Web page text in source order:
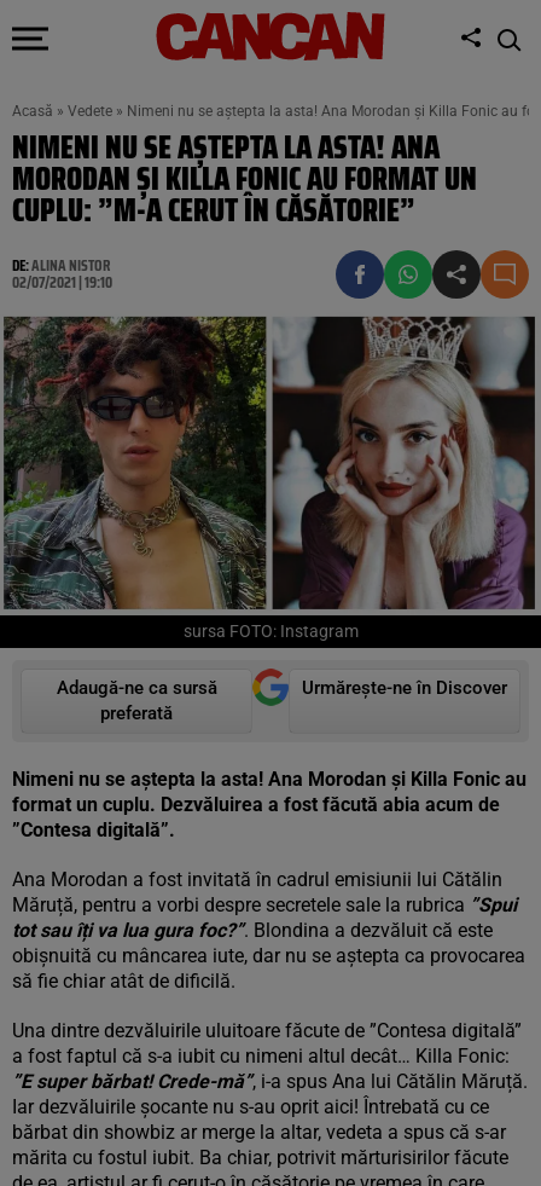
Acasă » Vedete » Nimeni nu se aștepta la asta! Ana Morodan și Killa Fonic au
NIMENI NU SE AȘTEPTA LA ASTA! ANA
MORODAN ȘI KILLA FONIC AU FORMAT UN
CUPLU: ”M-A CERUT ÎN CĂSĂTORIE”
DE:ALINA NISTOR
02/07/2021 | 19:10
sursa FOTO: Instagram
Adaugă-ne ca sursă
preferată
Urmărește-ne în Discover
Nimeni nu se aștepta la asta! Ana Morodan și Killa Fonic au
format un cuplu. Dezvăluirea a fost făcută abia acum de
”Contesa digitală”.
Ana Morodan a fost invitată în cadrul emisiunii lui Cătălin
Măruță, pentru a vorbi despre secretele sale la rubrica ”Spui
tot sau îți va lua gura foc?”. Blondina a dezvăluit că este
obișnuită cu mâncarea iute, dar nu se aștepta ca provocarea
să fie chiar atât de dificilă.
Una dintre dezvăluirile uluitoare făcute de ”Contesa digitală”
a fost faptul că s-a iubit cu nimeni altul decât… Killa Fonic:
”E super bărbat! Crede-mă”, i-a spus Ana lui Cătălin Măruță.
Iar dezvăluirile șocante nu s-au oprit aici! Întrebată cu ce
bărbat din showbiz ar merge la altar, vedeta a spus că s-ar
mărita cu fostul iubit. Ba chiar, potrivit mărturisirilor făcute